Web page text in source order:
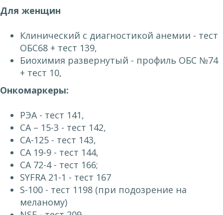
Для женщин
Клинический с диагностикой анемии - тест
ОБС68 + тест 139,
Биохимия развернутый - профиль ОБС №74
+ тест 10,
Онкомаркеры:
РЭА - тест 141,
СА – 15-3 - тест 142,
СА-125 - тест 143,
СА 19-9 - тест 144,
СА 72-4 - тест 166;
SYFRA 21-1 - тест 167
S-100 - тест 1198 (при подозрение на
меланому)